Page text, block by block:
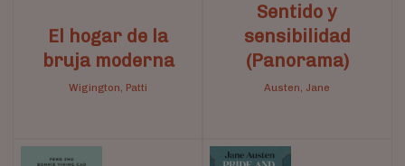
El hogar de la
bruja moderna
Wigington, Patti
Sentido y
sensibilidad
(Panorama)
Austen, Jane